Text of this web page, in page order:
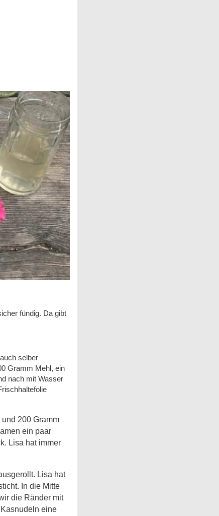
fündig. Da gibt
selber
Gramm Mehl, ein
nach mit Wasser
200 Gramm
ein paar
Lisa hat immer
Lisa hat
In die Mitte
die Ränder mit
eine